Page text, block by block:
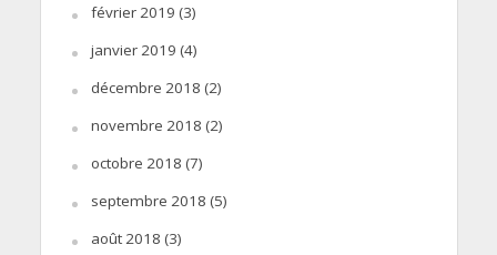
février 2019 (3)
janvier 2019 (4)
décembre 2018 (2)
novembre 2018 (2)
octobre 2018 (7)
septembre 2018 (5)
août 2018 (3)